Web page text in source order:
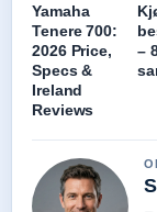
Yamaha
Tenere 700:
2026 Price,
Specs &
Ireland
Reviews
–